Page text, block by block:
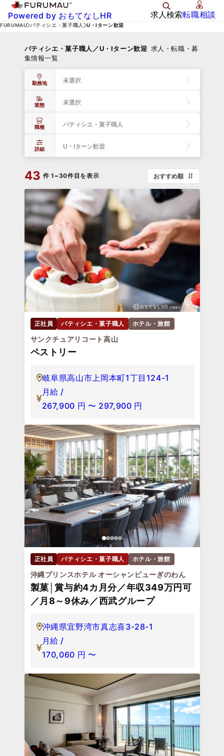
Powered by おもてなしHR 求人検索転職相談
FURUMAU パティシエ・菓子職人 U・Iターン歓迎
パティシエ・菓子職人／U・Iターン歓迎 求人・転職・募
集情報一覧
勤務地 未選択
業態 未選択
職種 パティシエ・菓子職人
詳細 U・Iターン歓迎
43 件 1~30件目を表示 おすすめ順
正社員 パティシエ・菓子職人 ホテル・旅館
サンクチュアリコート高山
ペストリー
岐阜県高山市上岡本町1丁目124-1
月給 /
267,900 円 〜 297,900 円
正社員 パティシエ・菓子職人 ホテル・旅館
沖縄プリンスホテル オーシャンビューぎのわん
製菓│賞与約4カ月分／年収349万円可
／月8～9休み／西武グループ
沖縄県宜野湾市真志喜3-28-1
月給 /
170,060 円 〜